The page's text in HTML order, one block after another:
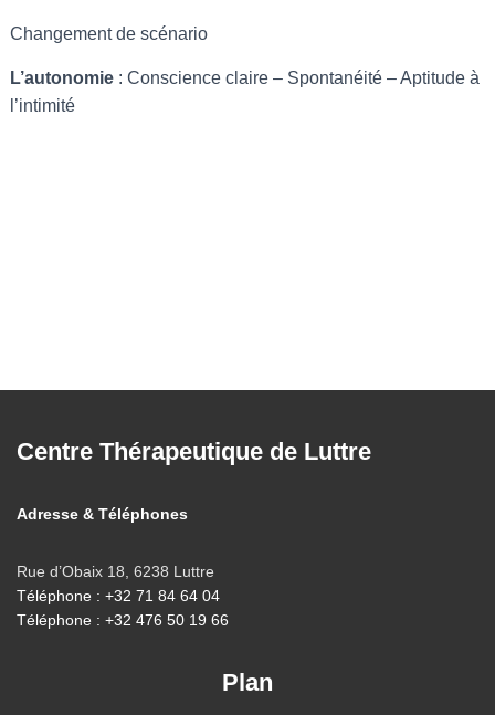
Changement de scénario
L’autonomie : Conscience claire – Spontanéité – Aptitude à
l’intimité
Centre Thérapeutique de Luttre
Adresse & Téléphones
Rue d’Obaix 18, 6238 Luttre
Téléphone : +32 71 84 64 04
Téléphone : +32 476 50 19 66
Plan